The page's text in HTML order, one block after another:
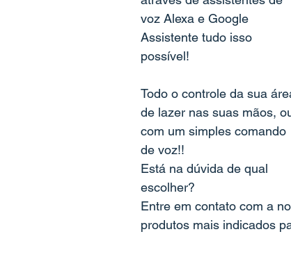
voz Alexa e Google
Assistente tudo isso
possível!
Todo o controle da sua
de lazer nas suas mãos,
com um simples comando
de voz!!
Está na dúvida de qual
escolher?
Entre em contato com a
produtos mais indicados